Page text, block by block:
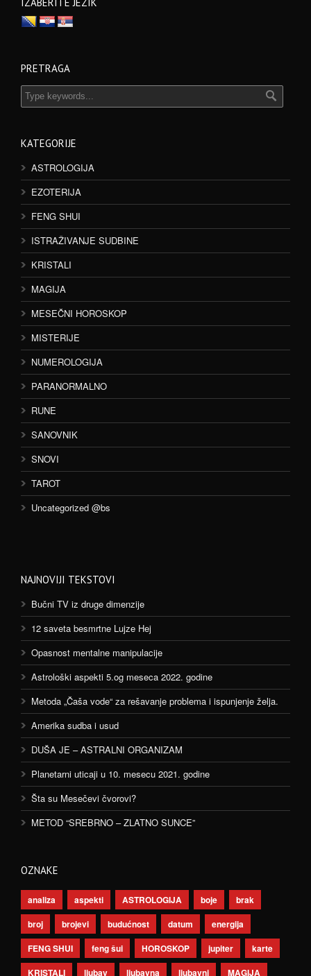
PRETRAGA
KATEGORIJE
ASTROLOGIJA
EZOTERIJA
FENG SHUI
ISTRAŽIVANJE SUDBINE
KRISTALI
MAGIJA
MESEČNI HOROSKOP
MISTERIJE
NUMEROLOGIJA
PARANORMALNO
RUNE
SANOVNIK
SNOVI
TAROT
Uncategorized @bs
NAJNOVIJI TEKSTOVI
Bučni TV iz druge dimenzije
12 saveta besmrtne Lujze Hej
Opasnost mentalne manipulacije
Astrološki aspekti 5.og meseca 2022. godine
Metoda „Čaša vode“ za rešavanje problema i ispunjenje želja.
Amerika sudba i usud
DUŠA JE – ASTRALNI ORGANIZAM
Planetarni uticaji u 10. mesecu 2021. godine
Šta su Mesečevi čvorovi?
METOD “SREBRNO – ZLATNO SUNCE”
OZNAKE
analiza aspekti ASTROLOGIJA boje
brak
broj
brojevi budućnost datum
energija
FENG SHUI
feng šui HOROSKOP jupiter
karte
KRISTALI
ljubav ljubavna ljubavni MAGIJA